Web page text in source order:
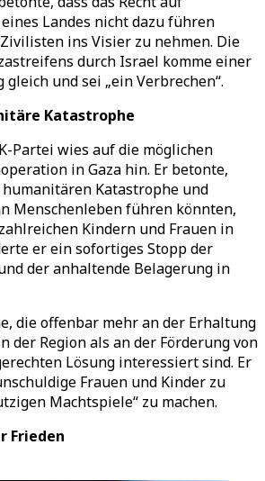
Landes nicht dazu führen
ins Visier zu nehmen. Die
durch Israel komme einer
und sei „ein Verbrechen“.
Katastrophe
Partei wies auf die möglichen
in Gaza hin. Er betonte,
Katastrophe und
Menschenleben führen könnten,
Kindern und Frauen in
er ein sofortiges Stopp der
der anhaltende Belagerung in
die offenbar mehr an der Erhaltung
der Region als an der Förderung von
Lösung interessiert sind. Er
Frauen und Kinder zu
Machtspiele“ zu machen.
Frieden